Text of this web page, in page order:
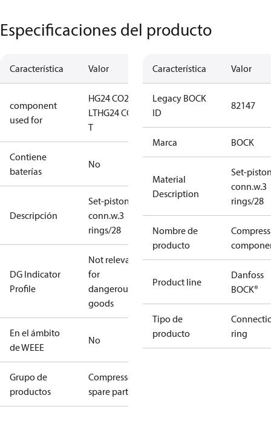
Especificaciones del producto
Característica Valor
component
used for
HG24 CO2
LTHG24 CO2
T
Contiene
baterías
No
Descripción
Set-piston-
conn.w.3
rings/28
DG Indicator
Profile
Not relevant
for
dangerous
goods
En el ámbito
de WEEE
No
Grupo de
productos
Compressors
spare parts
Característica Valor
Legacy BOCK
ID
82147
Marca BOCK
Material
Description
Set-
conn.w.3
rings/28
Nombre de
producto
Product line
Danfoss
BOCK®
Tipo de
producto
ring